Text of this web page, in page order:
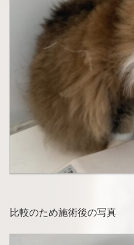
比較のため施術後の写真